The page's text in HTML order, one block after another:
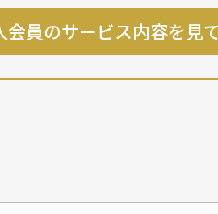
員のサービス内容を見